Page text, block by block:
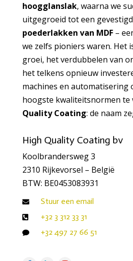
hoogglanslak, waarna we
uitgegroeid tot een
poederlakken van MDF–
we zelfs pioniers waren. Het
groei, het verdubbelen van
het telkens opnieuw
machines en automatisering
hoogste kwaliteitsnormen te
Quality Coating: de naam
High Quality Coating bv
Koolbrandersweg 3
2310 Rijkevorsel – België
BTW: BE0453083931
 Stuur een email
 +32 3 312 33 31
 +32 497 27 66 51